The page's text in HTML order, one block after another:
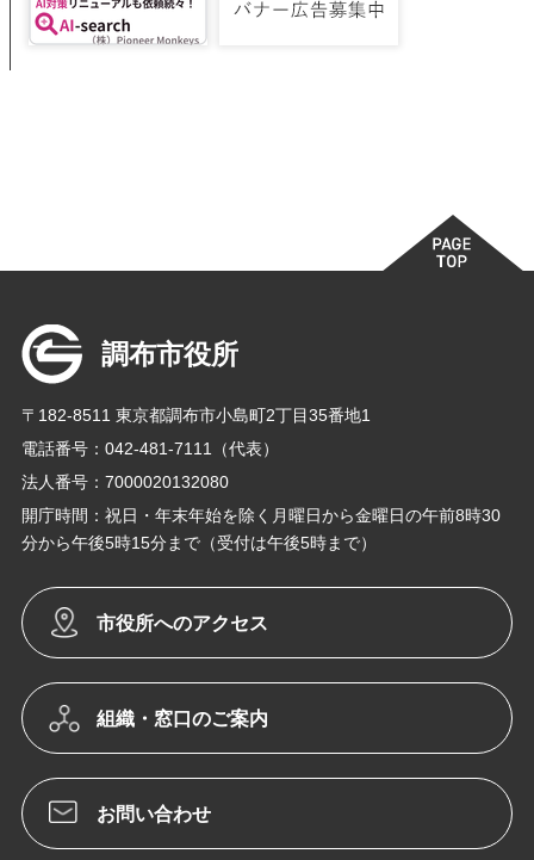
調布市役所
〒182-8511 東京都調布市小島町2丁目35番地1
電話番号：042-481-7111（代表）
法人番号：7000020132080
開庁時間：祝日・年末年始を除く月曜日から金曜日の午前8時30
分から午後5時15分まで（受付は午後5時まで）
市役所へのアクセス
組織・窓口のご案内
お問い合わせ